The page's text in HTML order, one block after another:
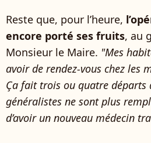
Reste que, pour l’heure,
encore porté ses fruits, au
Monsieur le Maire. "Mes
avoir de rendez-vous chez les
Ça fait trois ou quatre départs
généralistes ne sont plus
d’avoir un nouveau médecin